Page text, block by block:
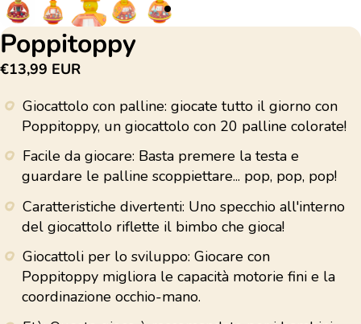
Poppitoppy
€13,99 EUR
Giocattolo con palline: giocate tutto il giorno con
Poppitoppy, un giocattolo con 20 palline colorate!
Facile da giocare: Basta premere la testa e
guardare le palline scoppiettare... pop, pop, pop!
Caratteristiche divertenti: Uno specchio all'interno
del giocattolo riflette il bimbo che gioca!
Giocattoli per lo sviluppo: Giocare con
Poppitoppy migliora le capacità motorie fini e la
coordinazione occhio-mano.